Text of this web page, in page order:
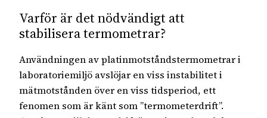
Varför är det nödvändigt att
stabilisera termometrar?
Användningen av platinmotståndstermometrar i
laboratoriemiljö avslöjar en viss instabilitet i
mätmotstånden över en viss tidsperiod, ett
fenomen som är känt som ”termometerdrift”.